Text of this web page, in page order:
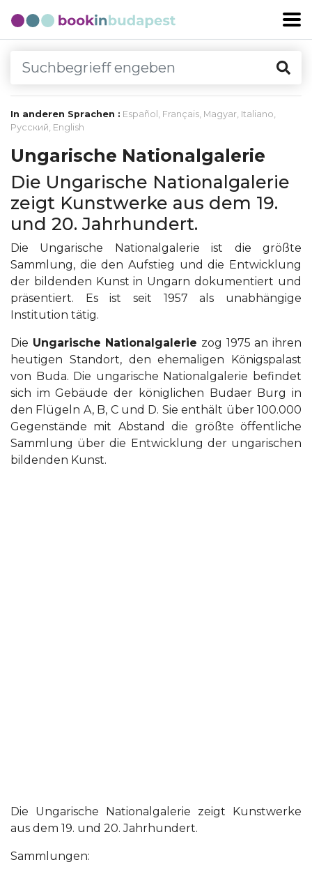
In anderen Sprachen : Español , Français, Magyar, Italiano,
Русский, English
Ungarische Nationalgalerie
Die Ungarische Nationalgalerie
zeigt Kunstwerke aus dem 19.
und 20. Jahrhundert.
Die Ungarische Nationalgalerie ist die größte
Sammlung, die den Aufstieg und die Entwicklung
der bildenden Kunst in Ungarn dokumentiert und
präsentiert. Es ist seit 1957 als unabhängige
Institution tätig.
Die Ungarische Nationalgalerie zog 1975 an ihren
heutigen Standort, den ehemaligen Königspalast
von Buda. Die ungarische Nationalgalerie befindet
sich im Gebäude der königlichen Budaer Burg in
den Flügeln A, B, C und D. Sie enthält über 100.000
Gegenstände mit Abstand die größte öffentliche
Sammlung über die Entwicklung der ungarischen
bildenden Kunst.
Die Ungarische Nationalgalerie zeigt Kunstwerke
aus dem 19. und 20. Jahrhundert.
Sammlungen: